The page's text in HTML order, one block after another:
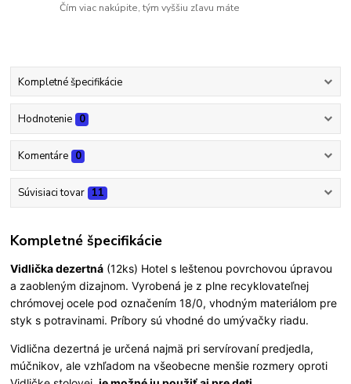
Čím viac nakúpite, tým vyššiu zľavu máte
Kompletné špecifikácie
Hodnotenie 0
Komentáre 0
Súvisiaci tovar 11
Kompletné špecifikácie
Vidlička dezertná (12ks) Hotel s leštenou povrchovou úpravou
a zaobleným dizajnom.Vyrobená je z plne recyklovateľnej
chrómovej ocele pod označením 18/0, vhodným materiálom pre
styk s potravinami. Príbory sú vhodné do umývačky riadu.
Vidlična dezertná je určená najmä pri servírovaní predjedla,
múčnikov, ale vzhľadom na všeobecne menšie rozmery oproti